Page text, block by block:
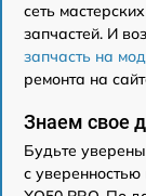
сеть
запчастей. И
запчасть на
ремонта на
Знаем свое
Будьте
с